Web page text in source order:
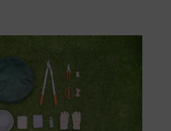
Beispiel dieSTIHL PG 10/20/30
Beispiel die
STIHL PB 10
der abgeschnittenen Äste
zum Tragen am Gürtel